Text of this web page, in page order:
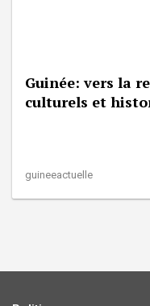
Guinée: vers la
culturels et
guineeactuelle